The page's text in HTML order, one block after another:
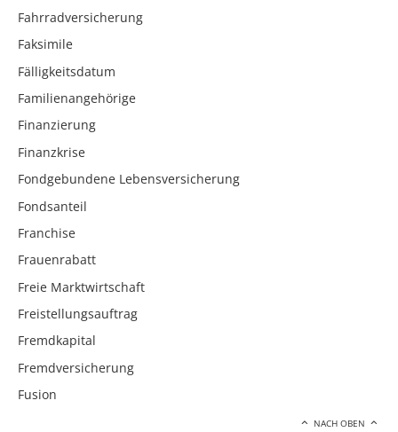
Fahrradversicherung
Faksimile
Fälligkeitsdatum
Familienangehörige
Finanzierung
Finanzkrise
Fondgebundene Lebensversicherung
Fondsanteil
Franchise
Frauenrabatt
Freie Marktwirtschaft
Freistellungsauftrag
Fremdkapital
Fremdversicherung
Fusion
NACH OBEN